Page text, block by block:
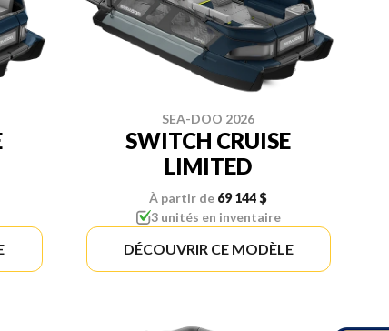
SEA-DOO 2026
SWITCH CRUISE
LIMITED
À partir de 69 144 $
3 unités en inventaire
DÉCOUVRIR CE MODÈLE